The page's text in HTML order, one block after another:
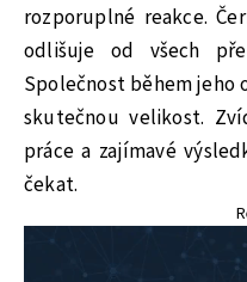
rozporuplné reakce.
odlišuje od všech
Společnost během jeho
skutečnou velikost.
práce a zajímavé
čekat.